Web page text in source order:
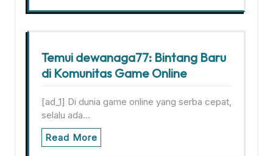
Temui dewanaga77: Bintang Baru
di Komunitas Game Online
[ad_1] Di dunia game online yang serba cepat,
selalu ada…
Read More